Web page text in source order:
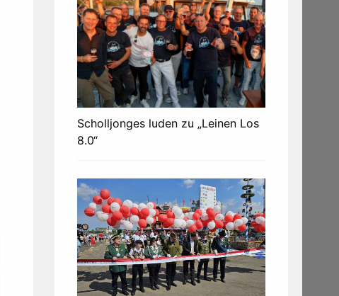
Scholljonges luden zu „Leinen Los
8.0“